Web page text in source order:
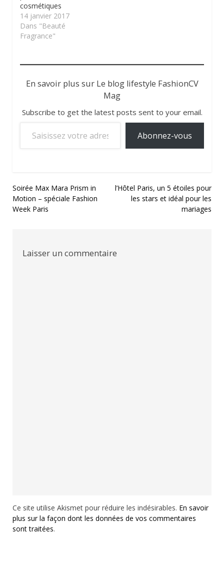
cosmétiques
14 janvier 2017
Dans "Beauté
Fragrance"
En savoir plus sur Le blog lifestyle FashionCV
Mag
Subscribe to get the latest posts sent to your email.
Abonnez-vous
Navigation
de
Soirée Max Mara Prism in
Motion – spéciale Fashion
Week Paris
l’Hôtel Paris, un 5 étoiles pour
les stars et idéal pour les
mariages
Laisser un commentaire
Ce site utilise Akismet pour réduire les indésirables. En savoir
plus sur la façon dont les données de vos commentaires
sont traitées.